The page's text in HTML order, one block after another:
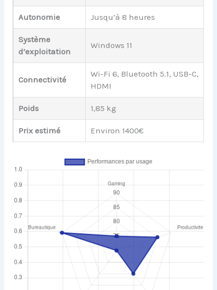
Autonomie Jusqu’à 8 heures
Système
d’exploitation
Windows 11
Connectivité
Wi-Fi 6, Bluetooth 5.1, USB-C,
HDMI
Poids 1,85 kg
Prix estimé Environ 1400€